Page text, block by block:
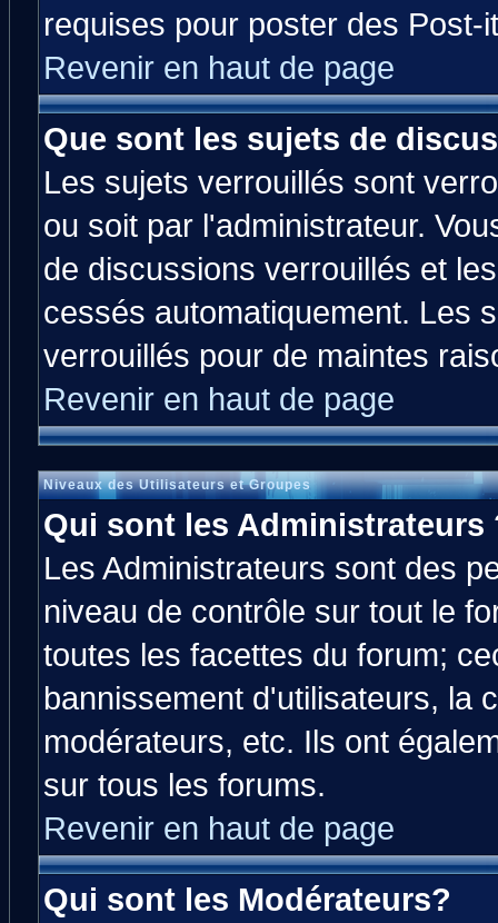
requises pour poster des Post-
Revenir en haut de page
Que sont les sujets de
Les sujets verrouillés sont
ou soit par l'administrateur.
de discussions verrouillés et
cessés automatiquement. Les
verrouillés pour de maintes
Revenir en haut de page
Niveaux des Utilisateurs et Groupes
Qui sont les Administrateurs
Les Administrateurs sont des
niveau de contrôle sur tout le
toutes les facettes du forum;
bannissement d'utilisateurs, la
modérateurs, etc. Ils ont
sur tous les forums.
Revenir en haut de page
Qui sont les Modérateurs?